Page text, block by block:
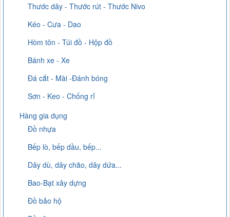
Thước dây - Thước rút - Thước Nivo
Kéo - Cưa - Dao
Hòm tôn - Túi đồ - Hộp đồ
Bánh xe - Xe
Đá cắt - Mài -Đánh bóng
Sơn - Keo - Chống rỉ
Hàng gia dụng
Đồ nhựa
Bếp lò, bếp dầu, bếp...
Dây dù, dây chão, dây dứa...
Bao-Bạt xây dựng
Đồ bảo hộ